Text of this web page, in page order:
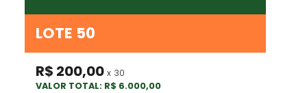
LOTE 50
R$ 200,00 x 30
VALOR TOTAL: R$ 6.000,00